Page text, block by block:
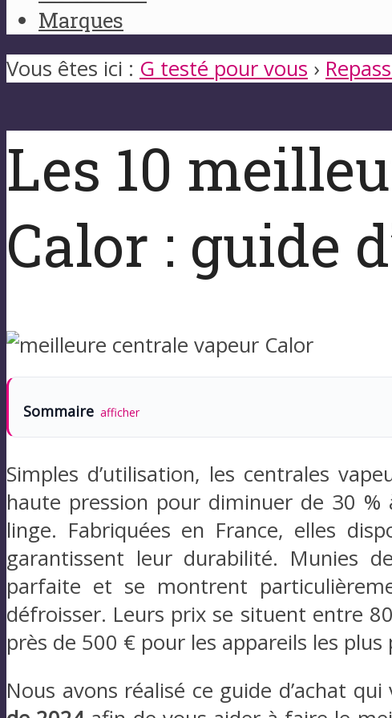
Marques
Vous êtes ici : G testé pour vous ›
Les 10
Calor : guide
Sommaire afficher
Simples d’utilisation, les centrales
haute pression pour diminuer de 30
linge. Fabriquées en France, elles
garantissent leur durabilité. Munies
parfaite et se montrent
défroisser. Leurs prix se situent entre
près de 500 € pour les appareils les
Nous avons réalisé ce guide d’achat